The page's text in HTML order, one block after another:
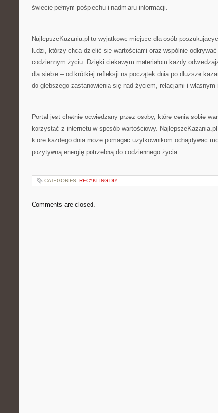
świecie pełnym pośpiechu i nadmiaru informacji.
NajlepszeKazania.pl to wyjątkowe miejsce dla osób
ludzi, którzy chcą dzielić się wartościami oraz wspólnie
codziennym życiu. Dzięki ciekawym materiałom każdy
dla siebie – od krótkiej refleksji na początek dnia po dłuższe
do głębszego zastanowienia się nad życiem, relacjami i
Portal jest chętnie odwiedzany przez osoby, które cenią sobie
korzystać z internetu w sposób wartościowy.
które każdego dnia może pomagać użytkownikom odnajdywać
pozytywną energię potrzebną do codziennego życia.
CATEGORIES: RECYKLING DIY
Comments are closed.